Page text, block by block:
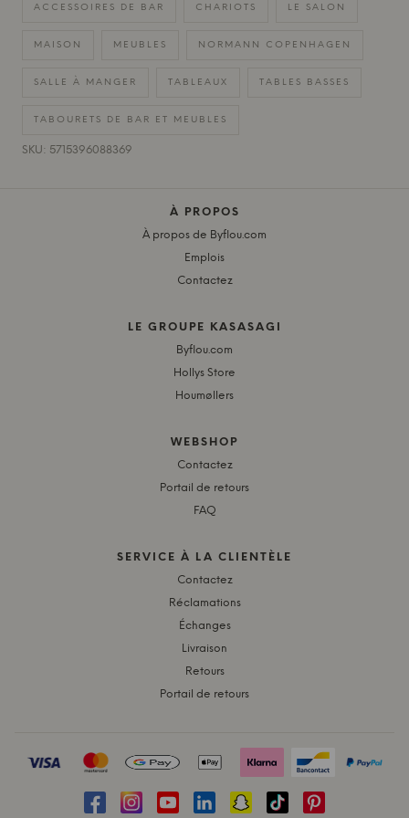
ACCESSOIRES DE BAR CHARIOTS LE SALON
MAISON MEUBLES NORMANN COPENHAGEN
SALLE À MANGER TABLEAUX TABLES BASSES
TABOURETS DE BAR ET MEUBLES
SKU: 5715396088369
À PROPOS
À propos de Byflou.com
Emplois
Contactez
LE GROUPE KASASAGI
Byflou.com
Hollys Store
Houmøllers
WEBSHOP
Contactez
Portail de retours
FAQ
SERVICE À LA CLIENTÈLE
Contactez
Réclamations
Échanges
Livraison
Retours
Portail de retours